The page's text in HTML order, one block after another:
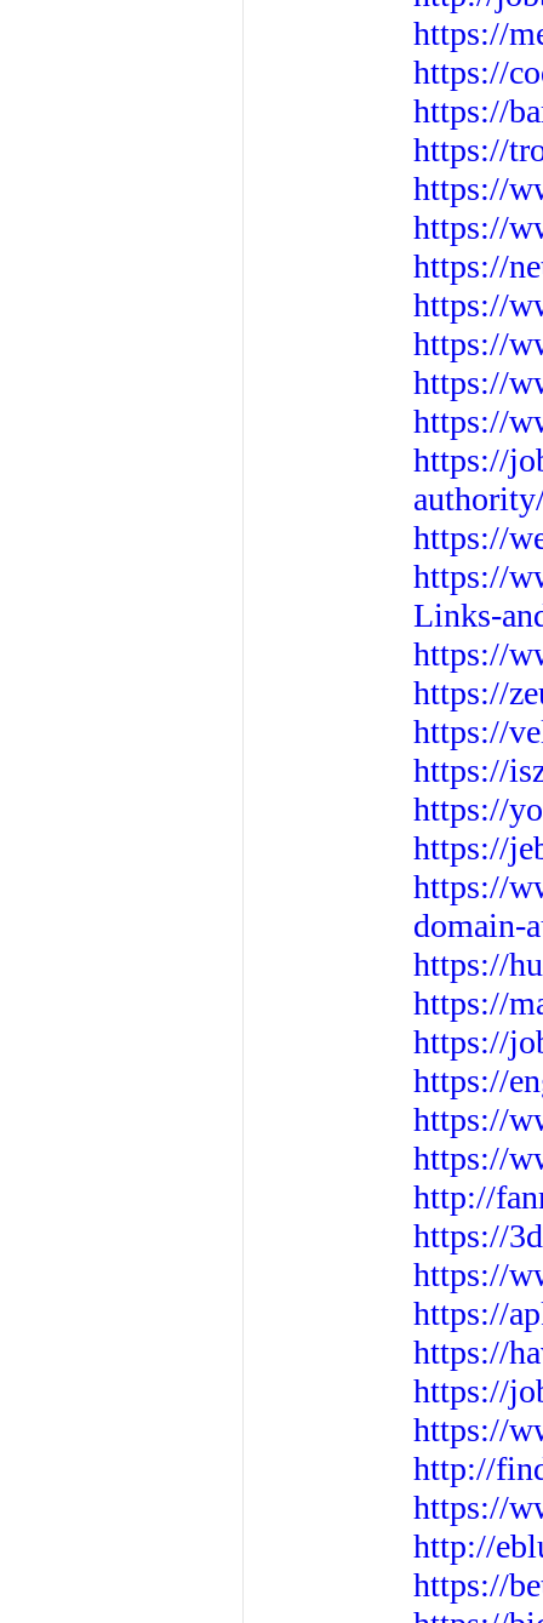
https://
https://
https://
https://
https://
https://
https://
https://
https://
https://
https://
https://
https://
https://
Links-
https://
https://
https://
https://
https://
https://
https://
domain-
https://
https://
https://
https://
https://
https://
http://
https://
https://
https://
https://
https://
https://
http://
https://
http://
https://